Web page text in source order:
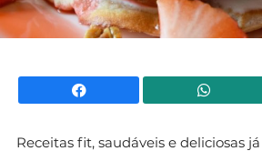
Facebook
Receitas fit, saudáveis e deliciosas